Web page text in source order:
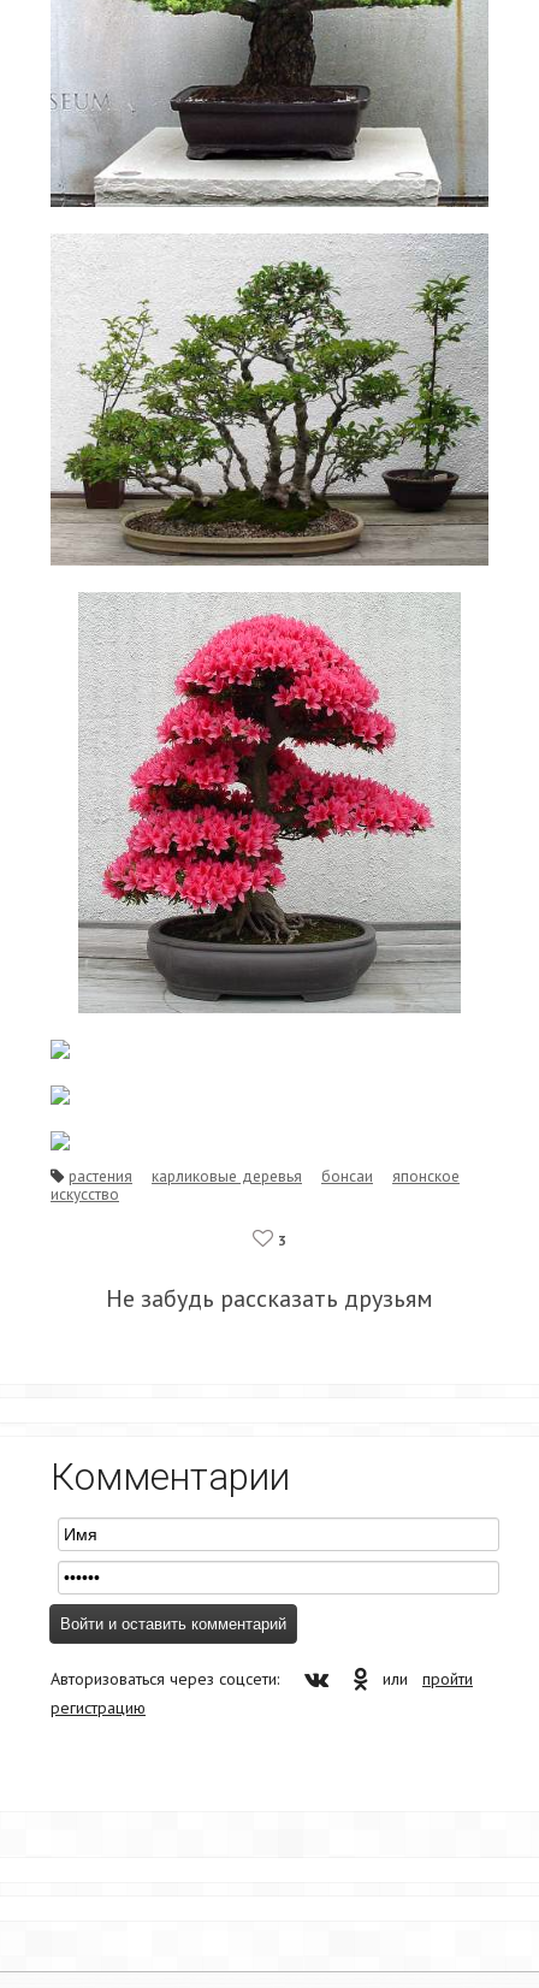
растения карликовые деревья бонсаи
японское
искусство
3
Не забудь рассказать друзьям
Комментарии
Авторизоваться через соцсети: или пройти
регистрацию